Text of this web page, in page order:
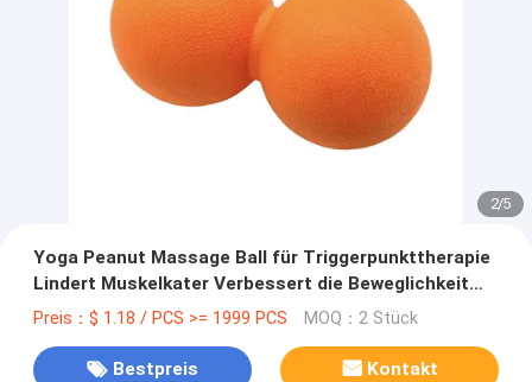
2/5
Yoga Peanut Massage Ball für Triggerpunkttherapie
Lindert Muskelkater Verbessert die Beweglichkeit
Erholt sich schneller Textur Kompakt
Preis：$ 1.18 / PCS >= 1999 PCS MOQ：2 Stück
Bestpreis Kontakt